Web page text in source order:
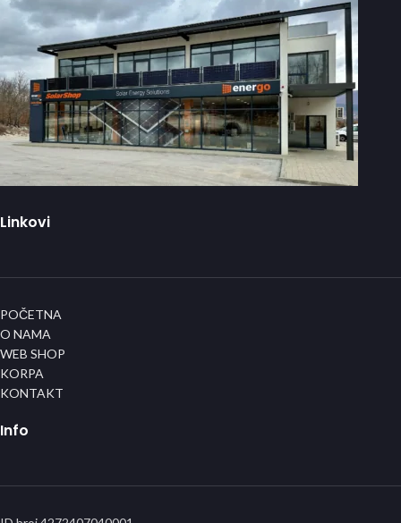
Linkovi
POČETNA
O NAMA
WEB SHOP
KORPA
KONTAKT
Info